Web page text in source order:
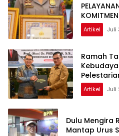
POLRI
Artikel Juli
Ramah
UNESCO
Artikel Juli
Dulu Mengira
Mantap Urus